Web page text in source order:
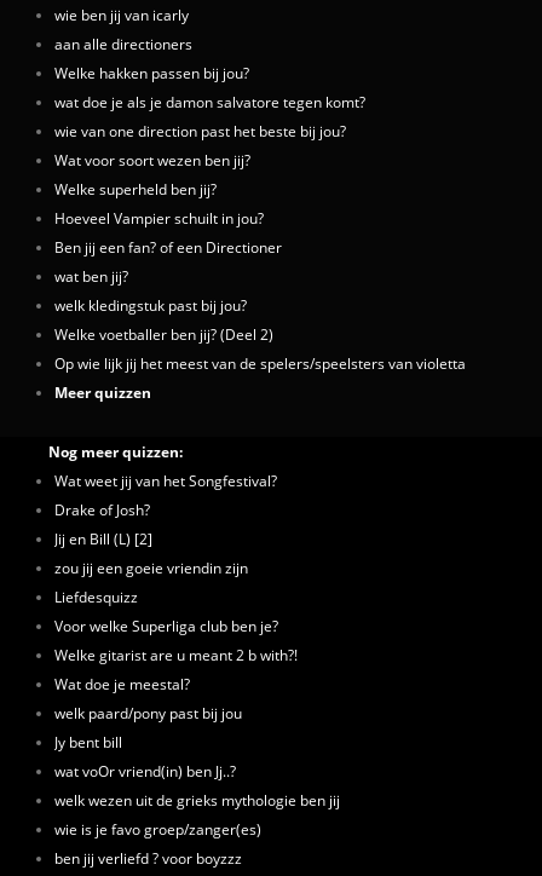
wie ben jij van icarly
aan alle directioners
Welke hakken passen bij jou?
wat doe je als je damon salvatore tegen komt?
wie van one direction past het beste bij jou?
Wat voor soort wezen ben jij?
Welke superheld ben jij?
Hoeveel Vampier schuilt in jou?
Ben jij een fan? of een Directioner
wat ben jij?
welk kledingstuk past bij jou?
Welke voetballer ben jij? (Deel 2)
Op wie lijk jij het meest van de spelers/speelsters van violetta
Meer quizzen
Nog meer quizzen:
Wat weet jij van het Songfestival?
Drake of Josh?
Jij en Bill (L) [2]
zou jij een goeie vriendin zijn
Liefdesquizz
Voor welke Superliga club ben je?
Welke gitarist are u meant 2 b with?!
Wat doe je meestal?
welk paard/pony past bij jou
Jy bent bill
wat voOr vriend(in) ben Jj..?
welk wezen uit de grieks mythologie ben jij
wie is je favo groep/zanger(es)
ben jij verliefd ? voor boyzzz